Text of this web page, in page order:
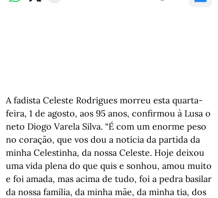
A fadista Celeste Rodrigues morreu esta quarta-
feira, 1 de agosto, aos 95 anos, confirmou à Lusa o
neto Diogo Varela Silva. “É com um enorme peso
no coração, que vos dou a notícia da partida da
minha Celestinha, da nossa Celeste. Hoje deixou
uma vida plena do que quis e sonhou, amou muito
e foi amada, mas acima de tudo, foi a pedra basilar
da nossa família, da minha mãe, da minha tia, dos